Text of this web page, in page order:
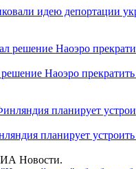
идею депортации
Наоэро
планирует устроить
Новости.